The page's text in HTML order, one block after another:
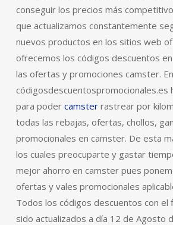
conseguir los precios más
que actualizamos constantemente
nuevos productos en los sitios web
ofrecemos los códigos descuentos
las ofertas y promociones camster. En
códigosdescuentospromocionales.es
para poder camsterrastrear por
todas las rebajas, ofertas, chollos,
promocionales en camster. De esta
los cuales preocuparte y gastar
mejor ahorro en camster pues
ofertas y vales promocionales
Todos los códigos descuentos con el
sido actualizados a día 12 de Agosto